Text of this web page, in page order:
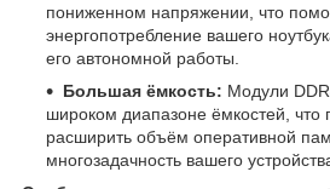
пониженном напряжении, что
энергопотребление вашего
его автономной работы.
Большая ёмкость: Модули
широком диапазоне ёмкостей, что
расширить объём оперативной
многозадачность вашего